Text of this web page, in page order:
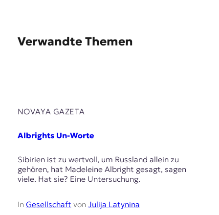
Verwandte Themen
NOVAYA GAZETA
Albrights Un-Worte
Sibirien ist zu wertvoll, um Russland allein zu
gehören, hat Madeleine Albright gesagt, sagen
viele. Hat sie? Eine Untersuchung.
In Gesellschaft von Julija Latynina